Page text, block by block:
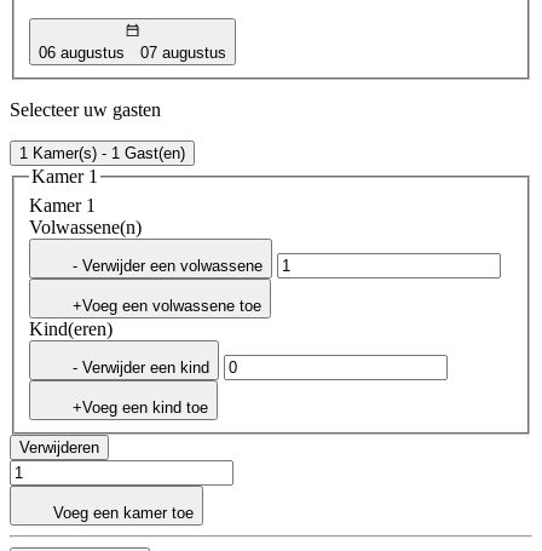
06 augustus 07 augustus
Selecteer uw gasten
1 Kamer(s) - 1 Gast(en)
Kamer 1
Kamer 1
Volwassene(n)
- Verwijder een volwassene
+Voeg een volwassene toe
Kind(eren)
- Verwijder een kind
+Voeg een kind toe
Verwijderen
Voeg een kamer toe